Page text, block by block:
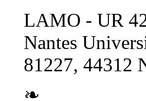
LAMO - UR
Nantes
81227, 44312
❧